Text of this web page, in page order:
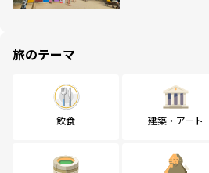
旅のテーマ
飲食 建築・アート